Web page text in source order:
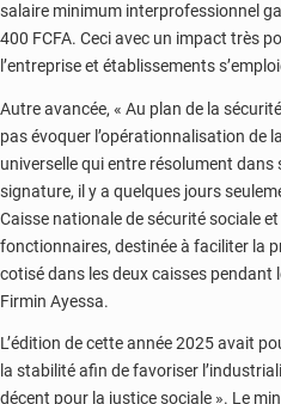
salaire minimum interprofessionnel
400 FCFA. Ceci avec un impact très
l’entreprise et établissements
Autre avancée, « Au plan de la
pas évoquer l’opérationnalisation de
universelle qui entre résolument dans
signature, il y a quelques jours
Caisse nationale de sécurité sociale
fonctionnaires, destinée à faciliter la
cotisé dans les deux caisses pendant
Firmin Ayessa.
L’édition de cette année 2025 avait
la stabilité afin de favoriser
décent pour la justice sociale ». Le